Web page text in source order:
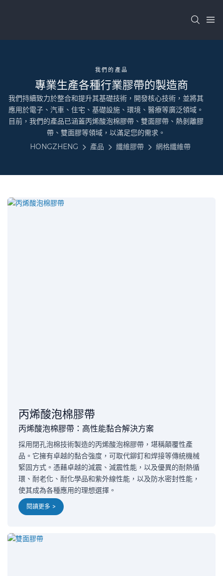
我們的產品
專業生產各種行業膠帶的製造商
我們持續致力於整合和提升其基礎技術，開發核心技術，並將其
應用於電子、汽車、住宅、基礎設施、環境、醫療等廣泛領域。
目前，我們的產品已涵蓋丙烯酸泡棉膠帶、雙面膠帶、熱剝離膠
帶、雙面膠等領域，以滿足您的需求。
HONGZHENG
產品 纖維膠帶 網格纖維帶
丙烯酸泡棉膠帶
丙烯酸泡棉膠帶：高性能黏合解決方案
採用閉孔泡棉技術製造的丙烯酸泡棉膠帶，堪稱顛覆性產
品。它擁有卓越的黏合強度，可取代鉚釘和焊接等傳統機械
緊固方式。憑藉卓越的減震、減震性能，以及優異的耐熱循
環、耐老化、耐化學品和紫外線性能，以及防水密封性能，
使其成為各種應用的理想選擇。
閱讀更多 >